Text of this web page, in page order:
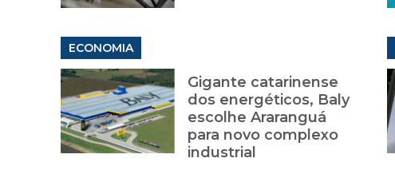
ECONOMIA
Gigante catarinense
dos energéticos, Baly
escolhe Araranguá
para novo complexo
industrial